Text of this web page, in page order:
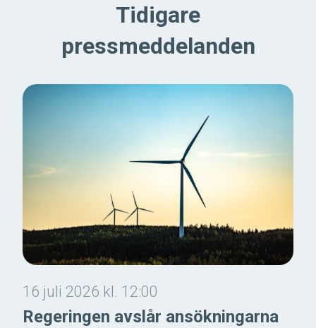
Tidigare
pressmeddelanden
16 juli 2026 kl. 12:00
Regeringen avslår ansökningarna